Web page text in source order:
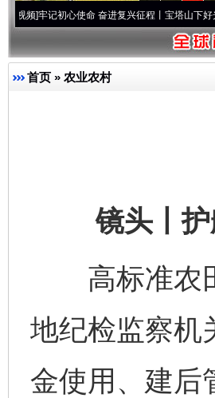
心使命 奋进复兴征程丨宝塔山下好光景..·[视频]
首页 » 农业农村
镜头丨护
高标准农田
地纪检监察机
金使用、建后